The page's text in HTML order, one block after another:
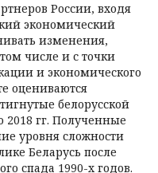
России, входя
экономический
изменения,
числе и с точки
и экономического
оцениваются
белорусской
2018 гг. Полученные
уровня сложности
Беларусь после
спада 1990-х годов.